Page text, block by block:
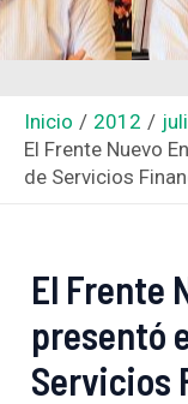
Inicio 2012
El Frente Nuevo
de Servicios
El Frente
presentó
Servicios